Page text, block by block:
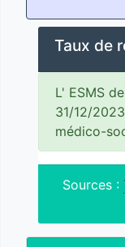
Taux de
L' ESMS
31/12/
médico-
Sources :